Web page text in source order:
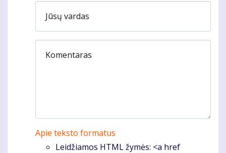
Jūsų vardas
Komentaras
Apie teksto formatus
Leidžiamos HTML žymės: <a href